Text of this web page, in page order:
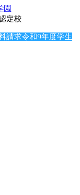
園
定校
請求令和9年度学生